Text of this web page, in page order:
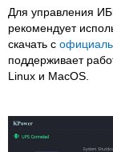
Для управления
рекомендует
скачать с
поддерживает
Linux и MacOS.